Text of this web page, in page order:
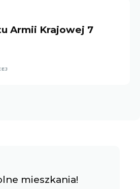
Armii Krajowej 7
mieszkania!